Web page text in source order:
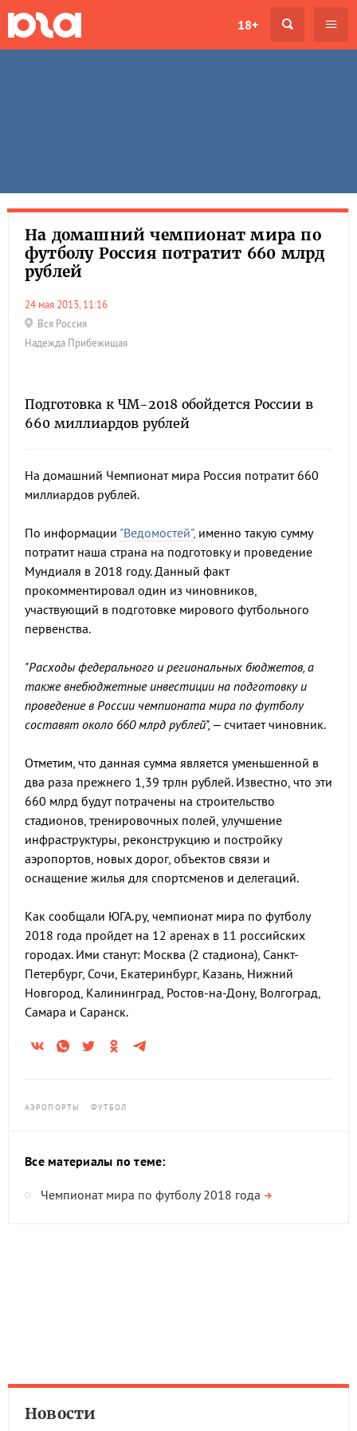
18+
На домашний чемпионат мира по
футболу Россия потратит 660 млрд
рублей
24 мая 2013, 11:16
Вся Россия
Надежда Прибежищая
Подготовка к ЧМ-2018 обойдется России в
660 миллиардов рублей
На домашний Чемпионат мира Россия потратит 660
миллиардов рублей.
По информации "Ведомостей", именно такую сумму
потратит наша страна на подготовку и проведение
Мундиаля в 2018 году. Данный факт
прокомментировал один из чиновников,
участвующий в подготовке мирового футбольного
первенства.
"Расходы федерального и региональных бюджетов, а
также внебюджетные инвестиции на подготовку и
проведение в России чемпионата мира по футболу
составят около 660 млрд рублей", – считает чиновник.
Отметим, что данная сумма является уменьшенной в
два раза прежнего 1,39 трлн рублей. Известно, что эти
660 млрд будут потрачены на строительство
стадионов, тренировочных полей, улучшение
инфраструктуры, реконструкцию и постройку
аэропортов, новых дорог, объектов связи и
оснащение жилья для спортсменов и делегаций.
Как сообщали ЮГА.ру, чемпионат мира по футболу
2018 года пройдет на 12 аренах в 11 российских
городах. Ими станут: Москва (2 стадиона), Санкт-
Петербург, Сочи, Екатеринбург, Казань, Нижний
Новгород, Калининград, Ростов-на-Дону, Волгоград,
Самара и Саранск.
АЭРОПОРТЫ ФУТБОЛ
Все материалы по теме:
Чемпионат мира по футболу 2018 года
Новости